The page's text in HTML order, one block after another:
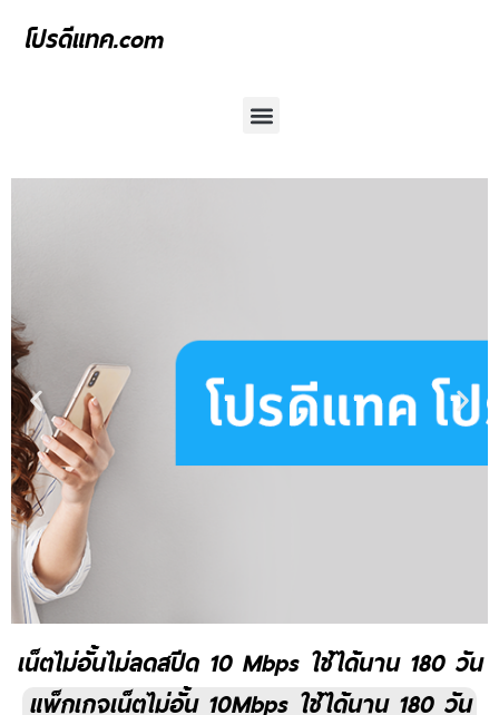
โปรดีแทค.com
เน็ตไม่อั้นไม่ลดสปีด 10 Mbps ใช้ได้นาน 180 วัน
แพ็กเกจเน็ตไม่อั้น 10Mbps ใช้ได้นาน 180 วัน